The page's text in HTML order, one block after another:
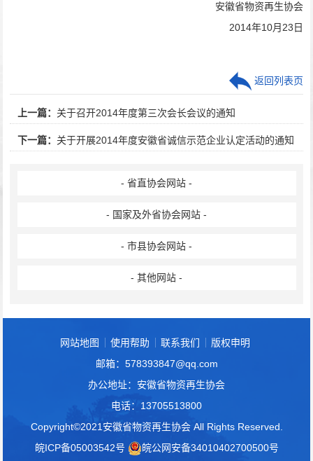
安徽省物资再生协会
2014年10月23日
上一篇： 关于召开2014年度第三次会长会议的通知
下一篇： 关于开展2014年度安徽省诚信示范企业认定活动的通知
返回列表页
- 省直协会网站 -
- 国家及外省协会网站 -
- 市县协会网站 -
- 其他网站 -
网站地图 使用帮助 联系我们
版权申明
邮箱：578393847@qq.com
办公地址：安徽省物资再生协会
电话：13705513800
Copyright©2021安徽省物资再生协会 All Rights Reserved.
皖ICP备05003542号
皖公网安备34010402700500号